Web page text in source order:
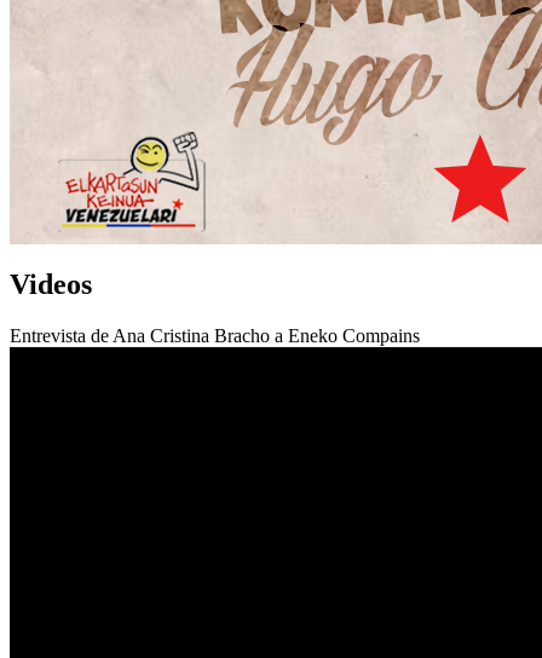
Videos
Entrevista de Ana Cristina Bracho a Eneko Compains